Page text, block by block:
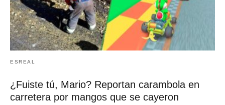
ESREAL
¿Fuiste tú, Mario? Reportan carambola en
carretera por mangos que se cayeron